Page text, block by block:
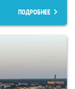
ПОДРОБНЕЕ